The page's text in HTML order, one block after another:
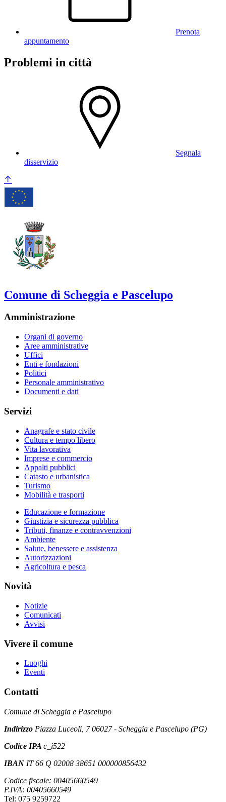
Prenota
appuntamento
Problemi in città
Segnala
disservizio
Comune di Scheggia e Pascelupo
Amministrazione
Organi di governo
Aree amministrative
Uffici
Enti e fondazioni
Politici
Personale amministrativo
Documenti e dati
Servizi
Anagrafe e stato civile
Cultura e tempo libero
Vita lavorativa
Imprese e commercio
Appalti pubblici
Catasto e urbanistica
Turismo
Mobilità e trasporti
Educazione e formazione
Giustizia e sicurezza pubblica
Tributi, finanze e contravvenzioni
Ambiente
Salute, benessere e assistenza
Autorizzazioni
Agricoltura e pesca
Novità
Notizie
Comunicati
Avvisi
Vivere il comune
Luoghi
Eventi
Contatti
Comune di Scheggia e Pascelupo
Indirizzo Piazza Luceoli, 7 06027 - Scheggia e Pascelupo (PG)
Codice IPA c_i522
IBAN IT 66 Q 02008 38651 000000856432
Codice fiscale: 00405660549
P.IVA: 00405660549
Tel: 075 9259722